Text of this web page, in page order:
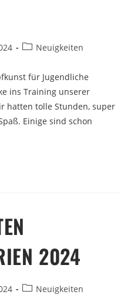
Neuigkeiten
für Jugendliche
ins Training unserer
hatten tolle Stunden, super
Einige sind schon
2024
Neuigkeiten